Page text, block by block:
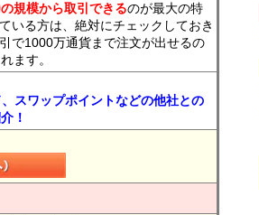
規模から取引できるのが最大の特
いる方は、絶対にチェックしておき
で1000万通貨まで注文が出せるの
ます。
スワップポイントなどの他社との
！